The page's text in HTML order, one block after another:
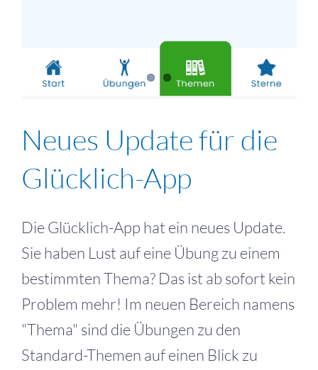
Neues Update für die
Glücklich-App
Die Glücklich-App hat ein neues Update.
Sie haben Lust auf eine Übung zu einem
bestimmten Thema? Das ist ab sofort kein
Problem mehr! Im neuen Bereich namens
"Thema" sind die Übungen zu den
Standard-Themen auf einen Blick zu